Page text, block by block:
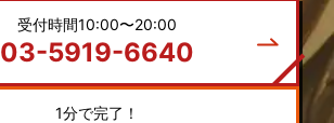
受付時間10:00〜20:00
03-5919-6640
1分で完了！